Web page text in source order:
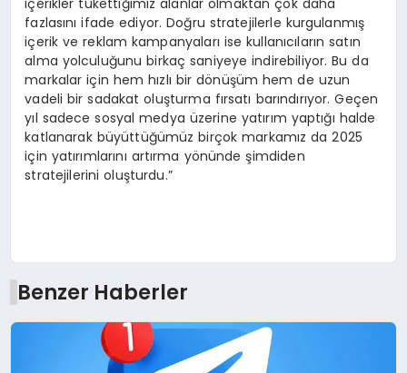
fazlasını ifade ediyor. Doğru stratejilerle kurgulanmış
içerik ve reklam kampanyaları ise kullanıcıların satın
alma yolculuğunu birkaç saniyeye indirebiliyor. Bu da
markalar için hem hızlı bir dönüşüm hem de uzun
vadeli bir sadakat oluşturma fırsatı barındırıyor. Geçen
yıl sadece sosyal medya üzerine yatırım yaptığı halde
katlanarak büyüttüğümüz birçok markamız da 2025
için yatırımlarını artırma yönünde şimdiden
stratejilerini oluşturdu.”
Benzer Haberler